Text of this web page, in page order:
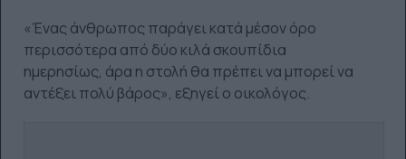
«Ένας άνθρωπος παράγει κατά μέσον όρο
περισσότερα από δύο κιλά σκουπίδια
ημερησίως, άρα η στολή θα πρέπει να μπορεί να
αντέξει πολύ βάρος», εξηγεί ο οικολόγος.